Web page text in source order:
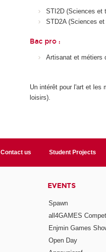
STI2D (Sciences et
STD2A (Sciences
Bac pro :
Artisanat et métiers
Un intérêt pour l'art et les
loisirs).
Contact us Student Projects
EVENTS
Spawn
all4GAMES
Enjmin Games
Open Day